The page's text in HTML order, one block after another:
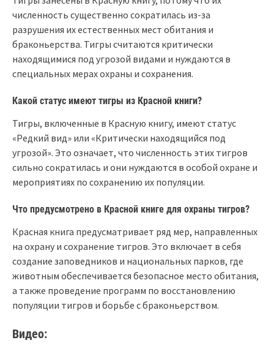
численность существенно сократилась из-за
разрушения их естественных мест обитания и
браконьерства. Тигры считаются критически
находящимися под угрозой видами и нуждаются в
специальных мерах охраны и сохранения.
Какой статус имеют тигры из Красной книги?
Тигры, включенные в Красную книгу, имеют статус
«Редкий вид» или «Критически находящийся под
угрозой». Это означает, что численность этих тигров
сильно сократилась и они нуждаются в особой охране и
мероприятиях по сохранению их популяции.
Что предусмотрено в Красной книге для охраны тигров?
Красная книга предусматривает ряд мер, направленных
на охрану и сохранение тигров. Это включает в себя
создание заповедников и национальных парков, где
животным обеспечивается безопасное место обитания,
а также проведение программ по восстановлению
популяции тигров и борьбе с браконьерством.
Видео: